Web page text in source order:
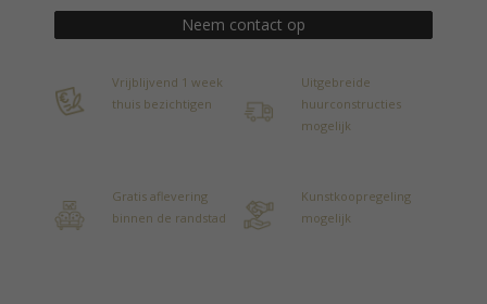
Neem contact op
Vrijblijvend 1 week
thuis bezichtigen
Uitgebreide
huurconstructies
mogelijk
Gratis aflevering
binnen de randstad
Kunstkoopregeling
mogelijk